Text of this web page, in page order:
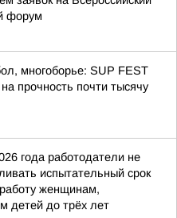
форум
многоборье: SUP FEST
прочность почти тысячу
года работодатели не
испытательный срок
женщинам,
детей до трёх лет